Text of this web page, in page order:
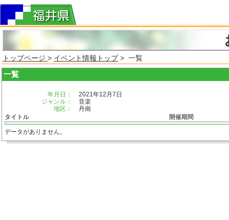
トップページ > イベント情報トップ> 一覧
一覧
年月日：
2021年12月7日
ジャンル：
音楽
地区：
丹南
タイトル
開催期間
データがありません。